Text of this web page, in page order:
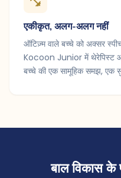
एकीकृत, अलग-अलग नहीं
ऑटिज़्म वाले बच्चे को अक्सर
Kocoon Junior में थेरेपिस्ट
बच्चे की एक सामूहिक समझ, एक
बाल विकास के